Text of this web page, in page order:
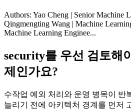
Authors: Yao Cheng | Senior Machine
Qingmengting Wang | Machine
Machine Learning Enginee...
security를 우선 검토해
제인가요?
수작업 예외 처리와 운영 병목이 반
늘리기 전에 아키텍처 경계를 먼저